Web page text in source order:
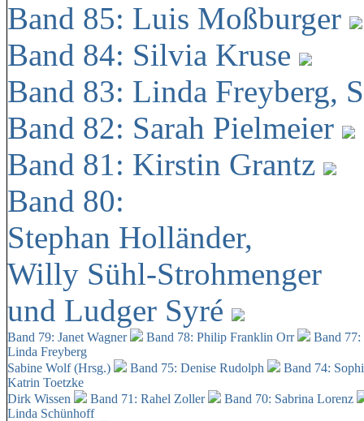
Band 85: Luis Moßburger
Band 84: Silvia Kruse
Band 83: Linda Freyberg,
Band 82: Sarah Pielmeier
Band 81: Kirstin Grantz
Band 80:
Stephan Holländer,
Willy Sühl-Strohmenger
und Ludger Syré
Band 79: Janet Wagner Band 78: Philip Franklin Orr
Band
Linda Freyberg
Sabine Wolf (Hrsg.)
Band 75: Denise Rudolph
Band 74:
Katrin Toetzke
Dirk Wissen
Band 71: Rahel Zoller
Band 70: Sabrina Lorenz
Linda Schünhoff